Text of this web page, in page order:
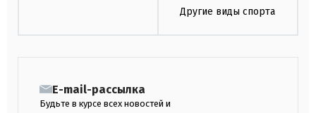
Другие виды спорта
E-mail-рассылка
Будьте в курсе всех новостей и